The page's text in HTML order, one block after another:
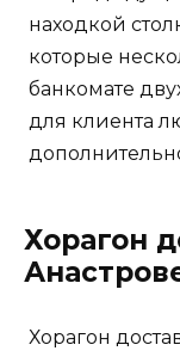
находкой
которые
банкомате
для клиента
Хорагон
Хорагон